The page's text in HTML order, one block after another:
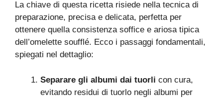
La chiave di questa ricetta risiede nella tecnica di
preparazione, precisa e delicata, perfetta per
ottenere quella consistenza soffice e ariosa tipica
dell’omelette soufflé. Ecco i passaggi fondamentali,
spiegati nel dettaglio:
Separare gli albumi dai tuorli con cura,
evitando residui di tuorlo negli albumi per